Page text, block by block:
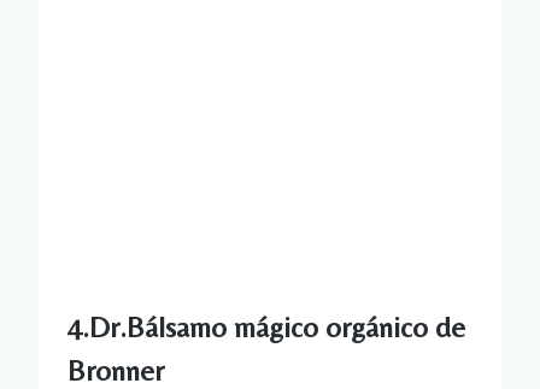
4.Dr.Bálsamo mágico orgánico de
Bronner